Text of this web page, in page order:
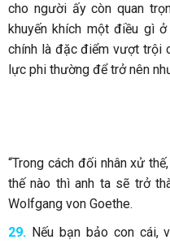
cho người ấy còn quan
khuyến khích một điều gì
chính là đặc điểm vượt trội
lực phi thường để trở nên
“Trong cách đối nhân xử
thế nào thì anh ta sẽ trở
Wolfgang von Goethe.
29. Nếu bạn bảo con cái,